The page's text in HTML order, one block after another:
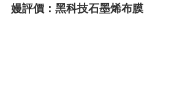
嫚評價：黑科技石墨烯布膜